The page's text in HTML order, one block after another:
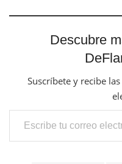
Descubre
Suscríbete y recibe
Escribe tu correo electrónico…